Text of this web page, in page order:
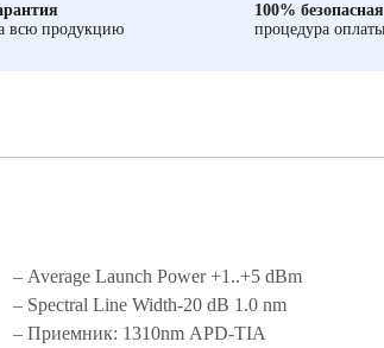
всю продукцию
100% безопасная
процедура оплаты
– Average Launch Power +1..+5 dBm
– Spectral Line Width-20 dB 1.0 nm
– Приемник: 1310nm APD-TIA